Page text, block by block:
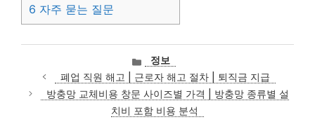
6 자주 묻는 질문
카
테
고
리
정보
폐업 직원 해고 | 근로자 해고 절차 | 퇴직금 지급
방충망 교체비용 창문 사이즈별 가격 | 방충망 종류별 설
치비 포함 비용 분석